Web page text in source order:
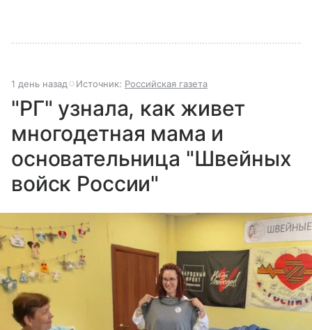
1 день назад Источник: Российская газета
"РГ" узнала, как живет
многодетная мама и
основательница "Швейных
войск России"